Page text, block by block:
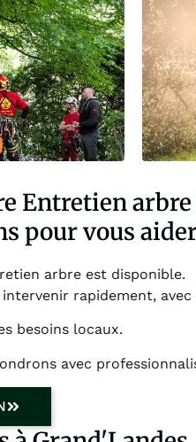
Entretien
pour vous
arbre est disponible.
rapidement,
besoins locaux.
avec